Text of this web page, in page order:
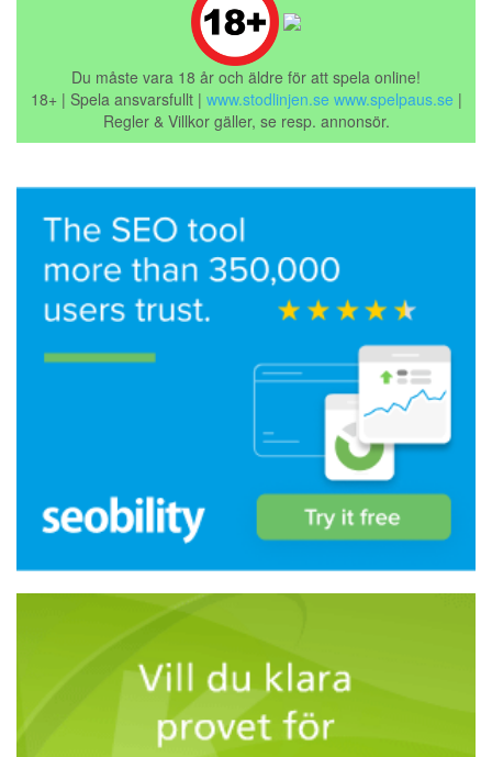
Du måste vara 18 år och äldre för att spela online!
18+ | Spela ansvarsfullt | www.stodlinjen.se www.spelpaus.se |
Regler & Villkor gäller, se resp. annonsör.